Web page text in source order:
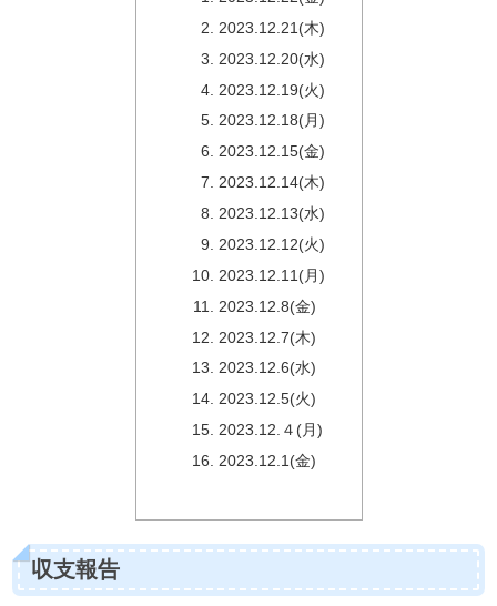
2023.12.21(木)
2023.12.20(水)
2023.12.19(火)
2023.12.18(月)
2023.12.15(金)
2023.12.14(木)
2023.12.13(水)
2023.12.12(火)
2023.12.11(月)
2023.12.8(金)
2023.12.7(木)
2023.12.6(水)
2023.12.5(火)
2023.12.４(月)
2023.12.1(金)
収支報告